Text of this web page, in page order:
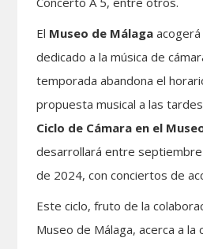
El Museo de Málaga
dedicado a la música de
temporada abandona el
propuesta musical a las
Ciclo de Cámara en el
desarrollará entre
de 2024, con conciertos de
Este ciclo, fruto de la
Museo de Málaga, acerca a la